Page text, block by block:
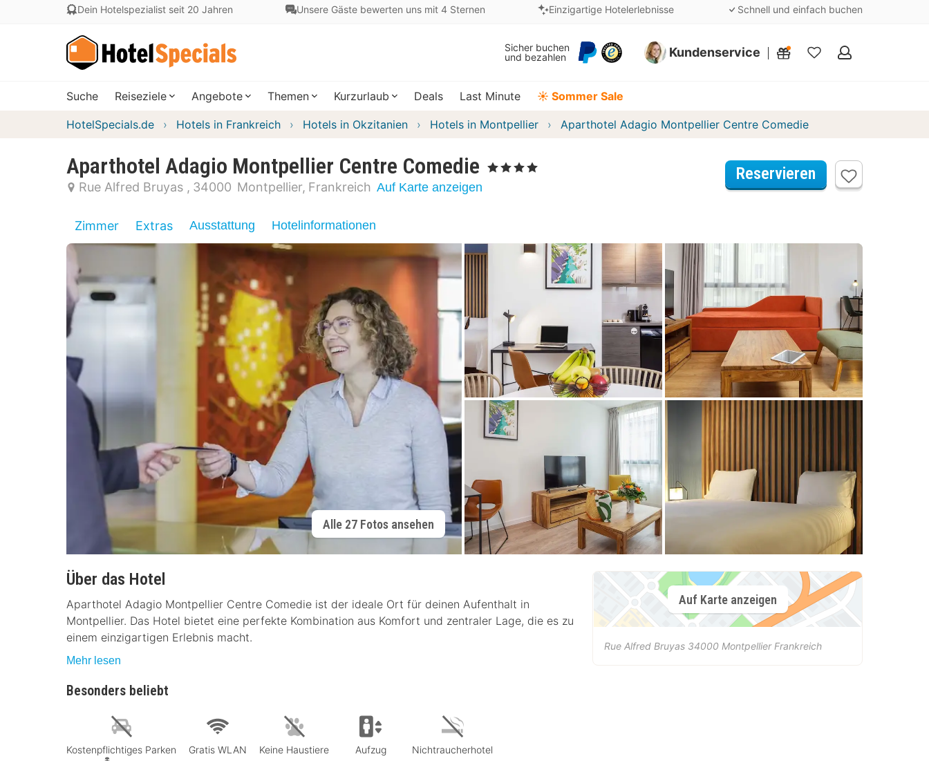
Dein Hotelspezialist seit 20 Jahren Unsere Gäste bewerten uns mit 4 Sternen Einzigartige Hotelerlebnisse Schnell und einfach buchen
Sicher buchen
und bezahlen
Kundenservice
Meine
Suche Reiseziele Angebote Themen Kurzurlaub Deals Last Minute ☀️ Sommer Sale
HotelSpecials.de Hotels in Frankreich Hotels in Okzitanien Hotels in Montpellier Aparthotel Adagio Montpellier Centre Comedie
Aparthotel Adagio Montpellier Centre Comedie , 4 Sterne
Rue Alfred Bruyas 34000 Montpellier Frankreich Auf Karte anzeigen
Reservieren
Zimmer Extras Ausstattung Hotelinformationen
Alle 27 Fotos ansehen
Über das Hotel
Aparthotel Adagio Montpellier Centre Comedie ist der ideale Ort für deinen Aufenthalt in
Montpellier. Das Hotel bietet eine perfekte Kombination aus Komfort und zentraler Lage, die es zu
einem einzigartigen Erlebnis macht.
Mehr lesen
Besonders beliebt
Kostenpflichtiges Parken Gratis WLAN Keine Haustiere Aufzug Nichtraucherhotel
Auf Karte anzeigen
Rue Alfred Bruyas 34000 Montpellier Frankreich